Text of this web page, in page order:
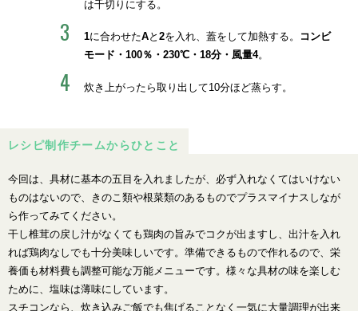
は千切りにする。
1に合わせたAと 2を入れ、蓋をして加熱する。
コンビ
モード・100％・230℃・18分・風量4。
炊き上がったら取り出して10分ほど蒸らす。
レシピ制作チームからひとこと
今回は、具材に基本の五目を入れましたが、必ず入れなくてはいけない
ものはないので、きのこ類や根菜類のあるものでプラスマイナスしなが
ら作ってみてください。
干し椎茸の戻し汁がなくても鶏肉の旨みでコクが出ますし、出汁を入れ
れば鶏肉なしでも十分美味しいです。準備できるもので作れるので、栄
養価も材料費も調整可能な万能メニューです。様々な具材の味を楽しむ
ために、塩味は薄味にしています。
スチコンなら、炊き込みご飯でも焦げることなく一気に大量調理が出来